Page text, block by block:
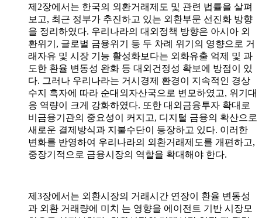
제2장에서는 한국의 외환거래제도 및 관련 법률을 살펴
보고, 최근 정부가 추진하고 있는 외환부문 선진화 방향
을 정리하였다. 우리나라의 대외정책 방향은 아시아 외
환위기, 글로벌 금융위기 등 두 차례 위기의 영향으로 거
래자유 및 시장 기능 활성화보다는 외화유출 억제 및 과
도한 환율 변동성 완화 등 대외건정성 확보에 방점이 있
다. 그러나 우리나라는 거시경제 환경이 지속적인 경상
수지 흑자에 따라 순대외자산국으로 변모하였고, 위기대
응 역량이 크게 강화하였다. 또한 대외금융투자 확대로
비금융기관의 중요성이 커지고, 디지털 금융의 확산으로
새로운 결제방식과 지불수단이 등장하고 있다. 이러한
변화를 반영하여 우리나라의 외환거래제도를 개편하고,
중장기적으로 금융시장의 역할을 확대해야 한다.
제3장에서는 외환시장의 거래시간 연장이 환율 변동성
과 외환 거래량에 미치 는 영향을 에이전트 기반 시장모